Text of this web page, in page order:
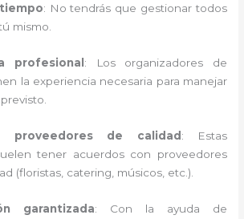
: No tendrás que gestionar todos
mismo.
profesional : Los organizadores de
la experiencia necesaria para manejar
proveedores de calidad : Estas
tener acuerdos con proveedores
(floristas, catering, músicos, etc.).
garantizada: Con la ayuda de